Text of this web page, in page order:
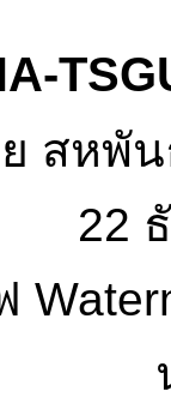
สหพั
22